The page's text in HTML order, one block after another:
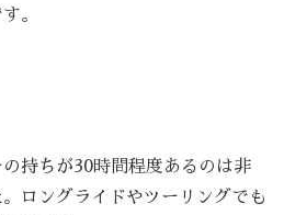
。
持ちが30時間程度あるのは非
ロングライドやツーリングでも